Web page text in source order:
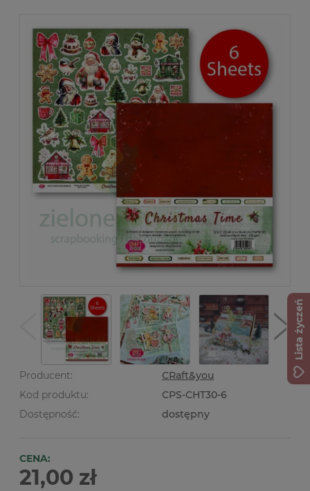
Producent:
CRaft&you
Kod produktu:
CPS-CHT30-6
Dostępność:
dostępny
CENA:
21,00 zł
Lista życzeń